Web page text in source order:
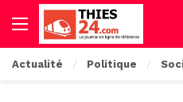
Actualité Politique